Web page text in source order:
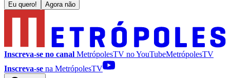
Eu quero! Agora não
Inscreva-se no canal MetrópolesTV noYouTubeMetrópolesTV
Inscreva-se na MetrópolesTV